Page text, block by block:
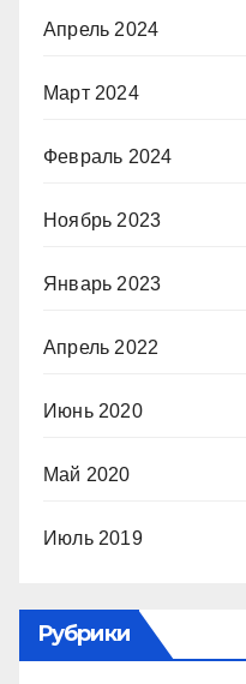
Апрель 2024
Март 2024
Февраль 2024
Ноябрь 2023
Январь 2023
Апрель 2022
Июнь 2020
Май 2020
Июль 2019
Рубрики